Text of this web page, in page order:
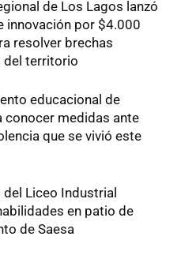
de Los Lagos lanzó
innovación por $4.000
resolver brechas
del territorio
educacional de
conocer medidas ante
que se vivió este
del Liceo Industrial
en patio de
de Saesa